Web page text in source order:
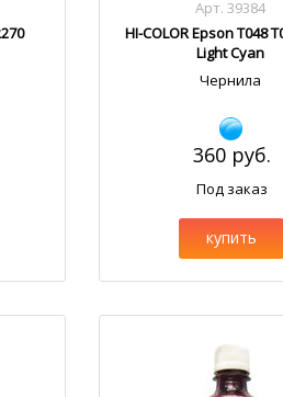
Арт. 39384
HI-COLOR Epson T048
Light Cyan
Чернила
360 руб.
Под заказ
купить